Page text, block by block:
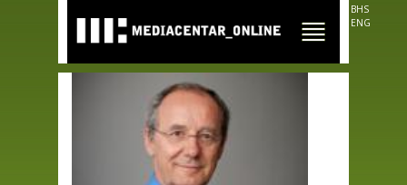
main
content
BHS
ENG